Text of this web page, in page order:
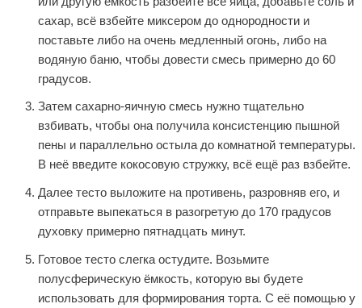
сахар, всё взбейте миксером до однородности и
поставьте либо на очень медленный огонь, либо на
водяную баню, чтобы довести смесь примерно до 60
градусов.
Затем сахарно-яичную смесь нужно тщательно
взбивать, чтобы она получила консистенцию пышной
пены и параллельно остыла до комнатной температуры.
В неё введите кокосовую стружку, всё ещё раз взбейте.
Далее тесто выложите на противень, разровняв его, и
отправьте выпекаться в разогретую до 170 градусов
духовку примерно пятнадцать минут.
Готовое тесто слегка остудите. Возьмите
полусферическую ёмкость, которую вы будете
использовать для формирования торта. С её помощью у